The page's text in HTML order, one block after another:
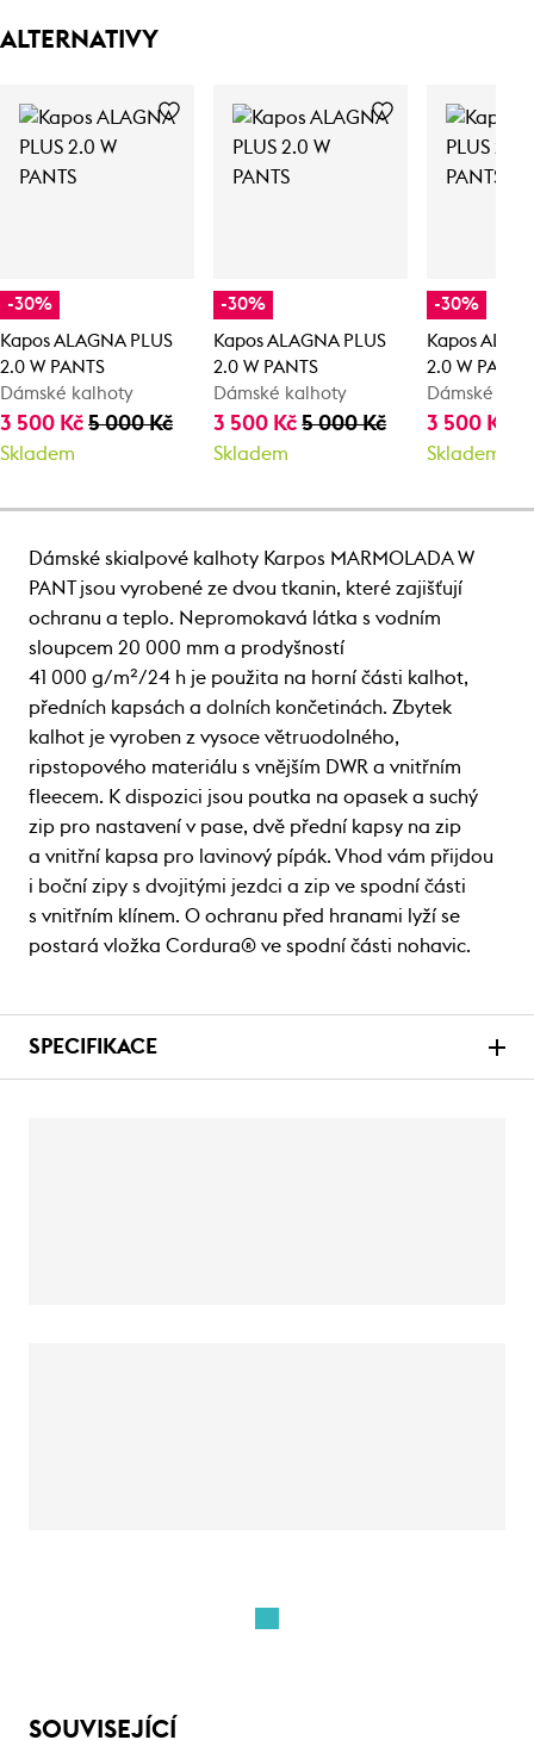
ALTERNATIVY
-30%
Kapos ALAGNA PLUS
2.0 W PANTS
Dámské kalhoty
3 500 Kč 5 000 Kč
Skladem
-30%
Kapos ALAGNA PLUS
2.0 W PANTS
Dámské kalhoty
3 500 Kč5 000 Kč
Skladem
-30%
Kapos
2.0 W PANTS
Dámské
3 500 Kč
Skladem
Dámské skialpové kalhoty Karpos MARMOLADA W
PANT jsou vyrobené ze dvou tkanin, které zajišťují
ochranu a teplo. Nepromokavá látka s vodním
sloupcem 20 000 mm a prodyšností
41 000 g/m²/24 h je použita na horní části kalhot,
předních kapsách a dolních končetinách. Zbytek
kalhot je vyroben z vysoce větruodolného,
ripstopového materiálu s vnějším DWR a vnitřním
fleecem. K dispozici jsou poutka na opasek a suchý
zip pro nastavení v pase, dvě přední kapsy na zip
a vnitřní kapsa pro lavinový pípák. Vhod vám přijdou
i boční zipy s dvojitými jezdci a zip ve spodní části
s vnitřním klínem. O ochranu před hranami lyží se
postará vložka Cordura® ve spodní části nohavic.
SPECIFIKACE
SOUVISEJÍCÍ